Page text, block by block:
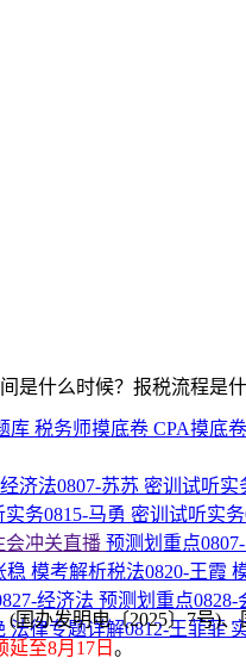
库 税务师摸底卷 CPA摸底卷
济法0807-苏苏 密训试听实
务0815-马勇 密训试听实
会冲关直播 预测划重点
稳 模考解析税法0820-王霞
经济法 预测划重点0828-
法律专题详解0812-王菲菲
是什么时候？报税流程是
办发明电〔2025〕7号)
延至8月17日 。